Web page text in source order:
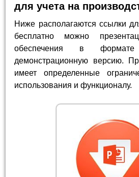
для учета на
Ниже располагаются ссылки
бесплатно можно
обеспечения в
демонстрационную версию.
имеет определенные
использования и функционалу.